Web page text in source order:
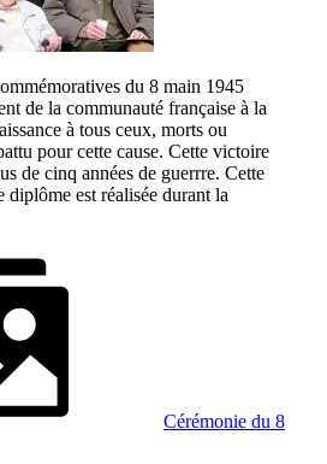
du 8 main 1945
de la communauté française à la
à tous ceux, morts ou
pour cette cause. Cette victoire
de cinq années de guerrre. Cette
diplôme est réalisée durant la
Cérémonie du 8